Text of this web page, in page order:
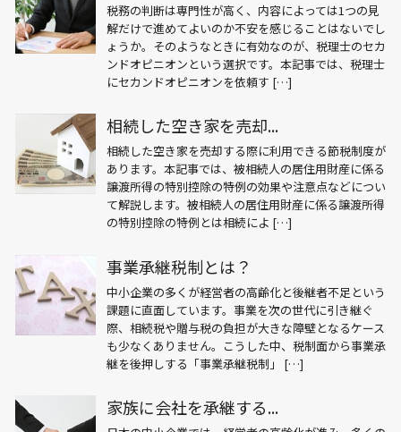
税務の判断は専門性が高く、内容によっては1つの見
解だけで進めてよいのか不安を感じることはないでし
ょうか。そのようなときに有効なのが、税理士のセカ
ンドオピニオンという選択です。本記事では、税理士
にセカンドオピニオンを依頼す […]
相続した空き家を売却...
相続した空き家を売却する際に利用できる節税制度が
あります。本記事では、被相続人の居住用財産に係る
譲渡所得の特別控除の特例の効果や注意点などについ
て解説します。被相続人の居住用財産に係る譲渡所得
の特別控除の特例とは相続によ […]
事業承継税制とは？
中小企業の多くが経営者の高齢化と後継者不足という
課題に直面しています。事業を次の世代に引き継ぐ
際、相続税や贈与税の負担が大きな障壁となるケース
も少なくありません。こうした中、税制面から事業承
継を後押しする「事業承継税制」 […]
家族に会社を承継する...